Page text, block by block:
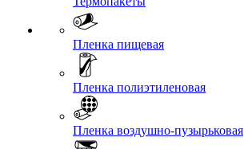
Пленка пищевая
Пленка полиэтиленовая
Пленка воздушно-пузырьковая